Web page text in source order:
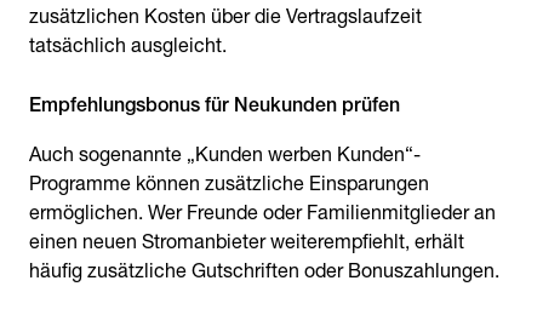
zusätzlichen Kosten über die Vertragslaufzeit
tatsächlich ausgleicht.
Empfehlungsbonus für Neukunden prüfen
Auch sogenannte „Kunden werben Kunden“-
Programme können zusätzliche Einsparungen
ermöglichen. Wer Freunde oder Familienmitglieder an
einen neuen Stromanbieter weiterempfiehlt, erhält
häufig zusätzliche Gutschriften oder Bonuszahlungen.